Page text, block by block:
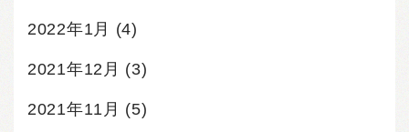
2022年1月 (4)
2021年12月 (3)
2021年11月 (5)